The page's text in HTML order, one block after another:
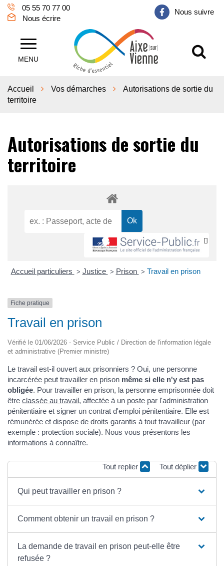
Gestion des traceurs
05 55 70 77 00
Nous écrire
Nous suivre
MENU Aixe sur Vienne
Accueil Vos démarches
Autorisations de sortie du
territoire
Autorisations de sortie du
territoire
Accueil particuliers > Justice > Prison > Travail en prison
Fiche pratique
Travail en prison
Vérifié le 01/06/2026 - Service Public / Direction de l'information légale
et administrative (Premier ministre)
Le travail est-il ouvert aux prisonniers ? Oui, une personne
incarcérée peut travailler en prison même si elle n'y est pas
obligée. Pour travailler en prison, la personne emprisonnée doit
être classée au travail, affectée à un poste par l'administration
pénitentiaire et signer un contrat d'emploi pénitentiaire. Elle est
rémunérée et dispose de droits garantis à tout travailleur (par
exemple : protection sociale). Nous vous présentons les
informations à connaître.
Tout replier Tout déplier
Qui peut travailler en prison ?
Comment obtenir un travail en prison ?
La demande de travail en prison peut-elle être
refusée ?